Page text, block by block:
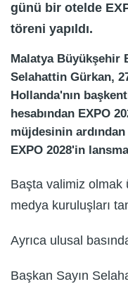
günü bir otelde
töreni yapıldı.
Malatya Büyükşehir
Selahattin Gürkan,
Hollanda'nın
hesabından EXPO
müjdesinin
EXPO 2028'in
Başta valimiz olmak
medya kuruluşları
Ayrıca ulusal
Başkan Sayın